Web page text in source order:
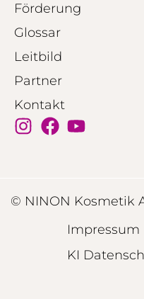
Förderung
Glossar
Leitbild
Partner
Kontakt
© NINON Kosmetik
Impressum
KI